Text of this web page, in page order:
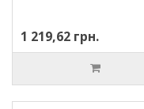
1 219,62 грн.